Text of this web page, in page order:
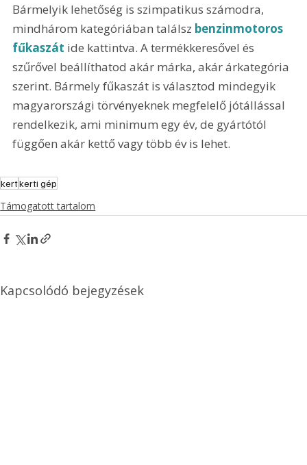
Bármelyik lehetőség is szimpatikus számodra,
mindhárom kategóriában találsz benzinmotoros
fűkaszát ide kattintva. A termékkeresővel és
szűrővel beállíthatod akár márka, akár árkategória
szerint. Bármely fűkaszát is választod mindegyik
magyarországi törvényeknek megfelelő jótállással
rendelkezik, ami minimum egy év, de gyártótól
függően akár kettő vagy több év is lehet.
kertkerti gép
Támogatott tartalom
Kapcsolódó bejegyzések